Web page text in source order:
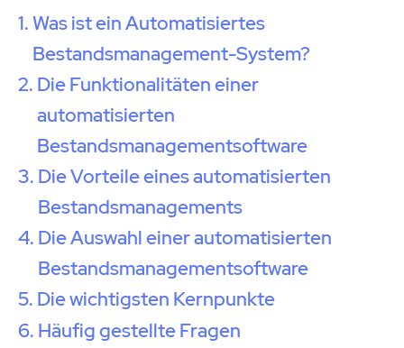
Was ist ein Automatisiertes
Bestandsmanagement-System?
Die Funktionalitäten einer
automatisierten
Bestandsmanagementsoftware
Die Vorteile eines automatisierten
Bestandsmanagements
Die Auswahl einer automatisierten
Bestandsmanagementsoftware
Die wichtigsten Kernpunkte
Häufig gestellte Fragen